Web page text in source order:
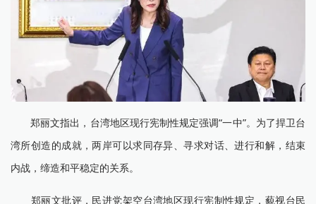
郑丽文指出，台湾地区现行宪制性规定强调“一中”。为了捍卫台
湾所创造的成就，两岸可以求同存异、寻求对话、进行和解，结束
内战，缔造和平稳定的关系。
郑丽文批评，民进党架空台湾地区现行宪制性规定，藐视台民